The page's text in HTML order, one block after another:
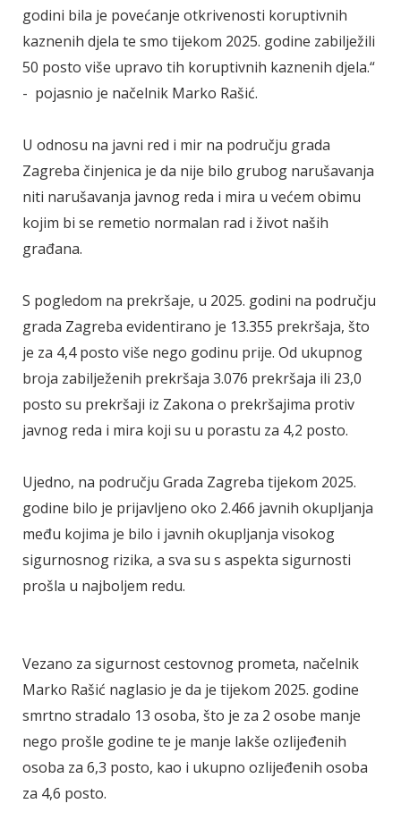
godini bila je povećanje otkrivenosti koruptivnih
kaznenih djela te smo tijekom 2025. godine zabilježili
50 posto više upravo tih koruptivnih kaznenih djela.“
- pojasnio je načelnik Marko Rašić.
U odnosu na javni red i mir na području grada
Zagreba činjenica je da nije bilo grubog narušavanja
niti narušavanja javnog reda i mira u većem obimu
kojim bi se remetio normalan rad i život naših
građana.
S pogledom na prekršaje, u 2025. godini na području
grada Zagreba evidentirano je 13.355 prekršaja, što
je za 4,4 posto više nego godinu prije. Od ukupnog
broja zabilježenih prekršaja 3.076 prekršaja ili 23,0
posto su prekršaji iz Zakona o prekršajima protiv
javnog reda i mira koji su u porastu za 4,2 posto.
Ujedno, na području Grada Zagreba tijekom 2025.
godine bilo je prijavljeno oko 2.466 javnih okupljanja
među kojima je bilo i javnih okupljanja visokog
sigurnosnog rizika, a sva su s aspekta sigurnosti
prošla u najboljem redu.
Vezano za sigurnost cestovnog prometa, načelnik
Marko Rašić naglasio je da je tijekom 2025. godine
smrtno stradalo 13 osoba, što je za 2 osobe manje
nego prošle godine te je manje lakše ozlijeđenih
osoba za 6,3 posto, kao i ukupno ozlijeđenih osoba
za 4,6 posto.